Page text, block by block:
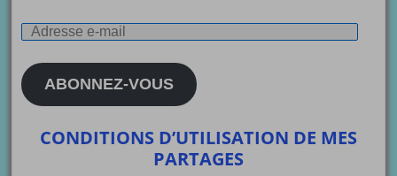
Adresse
mail
ABONNEZ-VOUS
CONDITIONS D’UTILISATION DE MES
PARTAGES